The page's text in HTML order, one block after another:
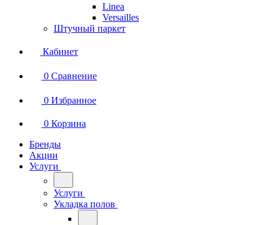
Linea
Versailles
Штучный паркет
Кабинет
0 Сравнение
0 Избранное
0 Корзина
Бренды
Акции
Услуги
Услуги
Укладка полов